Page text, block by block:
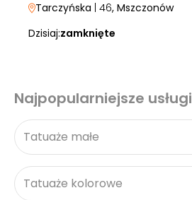
Tarczyńska | 46, Mszczonów
Dzisiaj:zamknięte
Najpopularniejsze usługi
Tatuaże małe
Tatuaże kolorowe